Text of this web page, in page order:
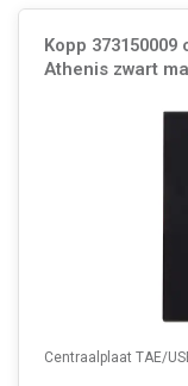
Kopp
Athenis zwart
Centraalplaat TAE/